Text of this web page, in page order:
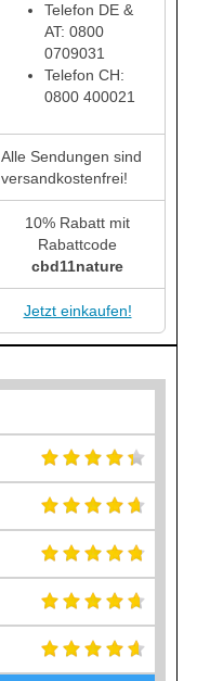
Telefon DE &
AT: 0800
0709031
Telefon CH:
0800 400021
Alle Sendungen sind
versandkostenfrei!
10% Rabatt mit
Rabattcode
cbd11nature
Jetzt einkaufen!